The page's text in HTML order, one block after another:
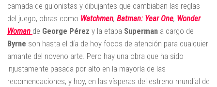
camada de guionistas y dibujantes que cambiaban las reglas
del juego, obras como Watchmen, Batman: Year One, Wonder
Woman de George Pérez y la etapa Superman a cargo de
Byrne son hasta el día de hoy focos de atención para cualquier
amante del noveno arte. Pero hay una obra que ha sido
injustamente pasada por alto en la mayoría de las
recomendaciones, y hoy, en las vísperas del estreno mundial de